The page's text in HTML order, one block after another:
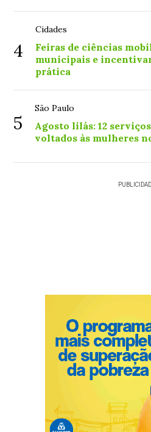
4
Cidades
Feiras de ciências
municipais e
prática
5
São Paulo
Agosto lilás: 12
voltados às mulheres